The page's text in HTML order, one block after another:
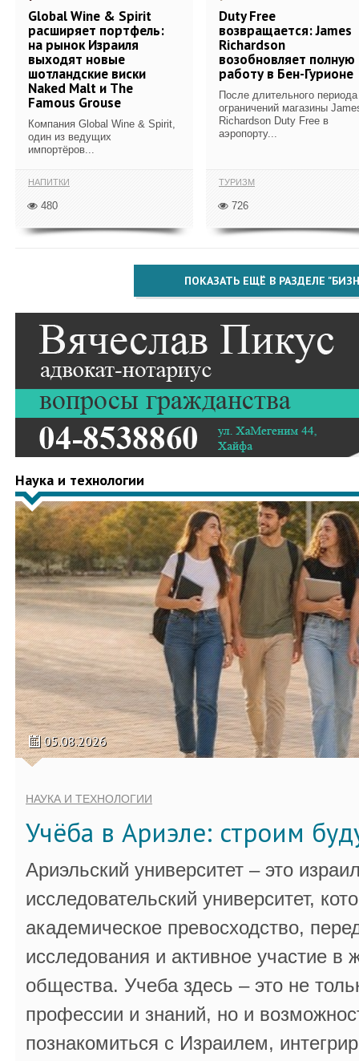
Global Wine & Spirit
расширяет портфель:
на рынок Израиля
выходят новые
шотландские виски
Naked Malt и The
Famous Grouse
Компания Global Wine & Spirit,
один из ведущих
импортёров...
НАПИТКИ
480
Duty Free
возвращается: James
Richardson
возобновляет полную
работу в Бен-Гурионе
После длительного периода
ограничений магазины
Richardson Duty Free в
аэропорту...
ТУРИЗМ
726
ПОКАЗАТЬ ЕЩЁ В РАЗДЕЛЕ
Наука и технологии
05.08.2026
НАУКА И ТЕХНОЛОГИИ
Учёба в Ариэле: строим
Ариэльский университет – это
исследовательский университет,
академическое превосходство,
исследования и активное участие в
общества. Учеба здесь – это не
профессии и знаний, но и
познакомиться с Израилем,